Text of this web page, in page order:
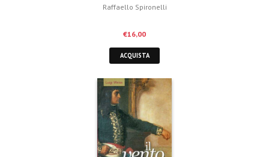
Raffaello Spironelli
€16,00
ACQUISTA